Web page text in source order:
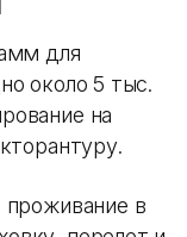
для
около 5 тыс.
на
проживание в